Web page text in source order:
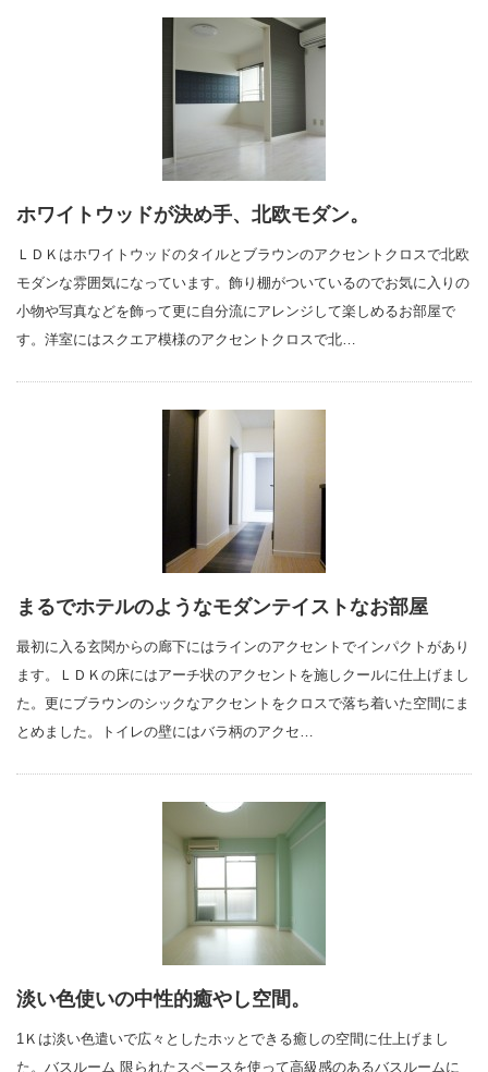
ホワイトウッドが決め手、北欧モダン。
ＬＤＫはホワイトウッドのタイルとブラウンのアクセントクロスで北欧
モダンな雰囲気になっています。飾り棚がついているのでお気に入りの
小物や写真などを飾って更に自分流にアレンジして楽しめるお部屋で
す。洋室にはスクエア模様のアクセントクロスで北…
まるでホテルのようなモダンテイストなお部屋
最初に入る玄関からの廊下にはラインのアクセントでインパクトがあり
ます。ＬＤＫの床にはアーチ状のアクセントを施しクールに仕上げまし
た。更にブラウンのシックなアクセントをクロスで落ち着いた空間にま
とめました。トイレの壁にはバラ柄のアクセ…
淡い色使いの中性的癒やし空間。
1Ｋは淡い色遣いで広々としたホッとできる癒しの空間に仕上げまし
た。バスルーム 限られたスペースを使って高級感のあるバスルームに